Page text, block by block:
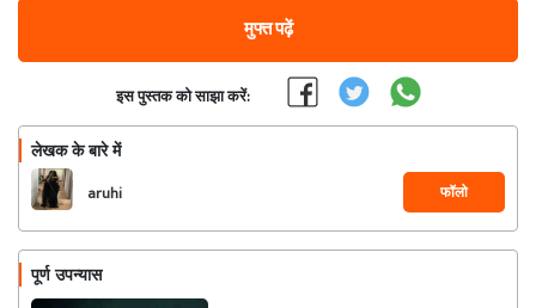
मुफ्त पढ़ें
इस पुस्तक को साझा करें:
लेखक के बारे में
aruhi फॉलो
पूर्ण उपन्यास